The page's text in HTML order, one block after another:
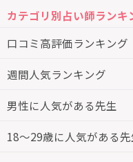
カテゴリ別占い師ランキ
口コミ高評価ランキング
週間人気ランキング
男性に人気がある先生
18～29歳に人気がある先